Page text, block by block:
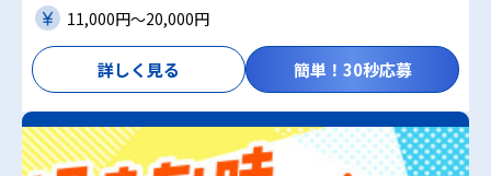
11,000円〜20,000円
詳しく見る 簡単！30秒応募